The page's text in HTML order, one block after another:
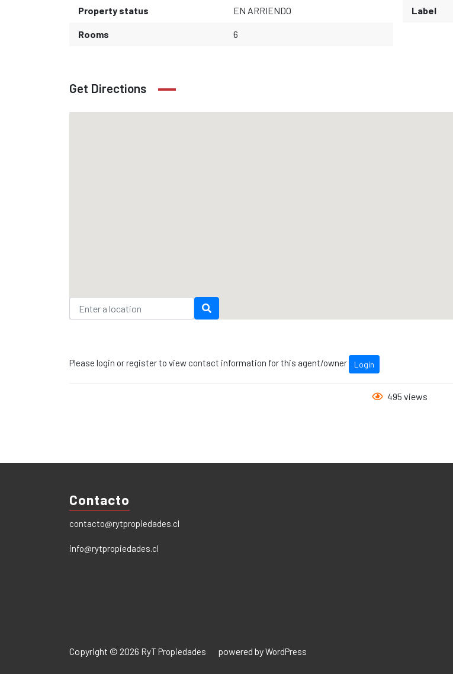
Property status EN ARRIENDO
Rooms 6
Label
Get Directions
Please login or register to view contact information for this agent/owner Login
495 views
Contacto
contacto@rytpropiedades.cl
info@rytpropiedades.cl
Copyright © 2026 RyT Propiedades powered byWordPress